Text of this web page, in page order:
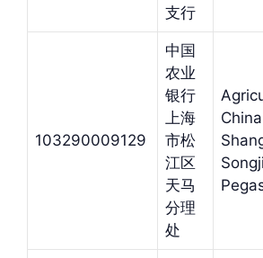
支行
103290009129
中国
农业
银行
上海
市松
江区
天马
分理
处